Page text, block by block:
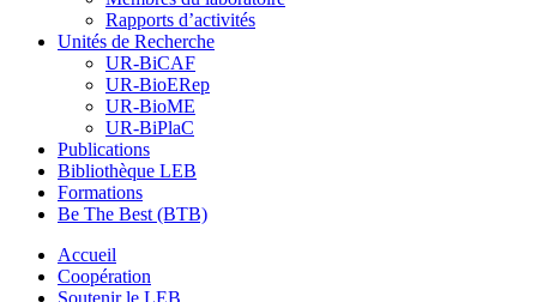
Rapports d’activités
Unités de Recherche
UR-BiCAF
UR-BioERep
UR-BioME
UR-BiPlaC
Publications
Bibliothèque LEB
Formations
Be The Best (BTB)
Accueil
Coopération
Soutenir le LEB